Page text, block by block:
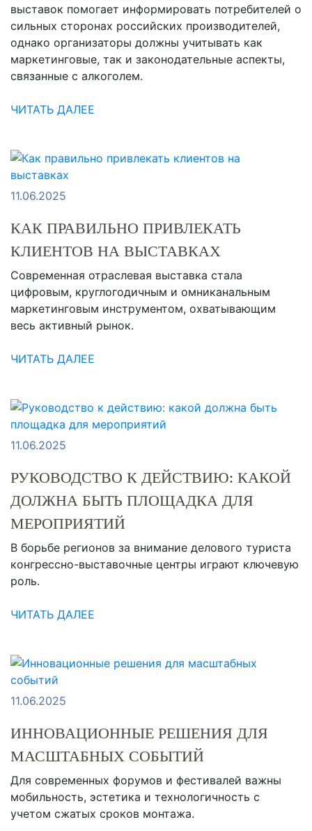
выставок помогает информировать потребителей о
сильных сторонах российских производителей,
однако организаторы должны учитывать как
маркетинговые, так и законодательные аспекты,
связанные с алкоголем.
ЧИТАТЬ ДАЛЕЕ
11.06.2025
КАК ПРАВИЛЬНО ПРИВЛЕКАТЬ
КЛИЕНТОВ НА ВЫСТАВКАХ
Современная отраслевая выставка стала
цифровым, круглогодичным и омниканальным
маркетинговым инструментом, охватывающим
весь активный рынок.
ЧИТАТЬ ДАЛЕЕ
11.06.2025
РУКОВОДСТВО К ДЕЙСТВИЮ: КАКОЙ
ДОЛЖНА БЫТЬ ПЛОЩАДКА ДЛЯ
МЕРОПРИЯТИЙ
В борьбе регионов за внимание делового туриста
конгрессно-выставочные центры играют ключевую
роль.
ЧИТАТЬ ДАЛЕЕ
11.06.2025
ИННОВАЦИОННЫЕ РЕШЕНИЯ ДЛЯ
МАСШТАБНЫХ СОБЫТИЙ
Для современных форумов и фестивалей важны
мобильность, эстетика и технологичность с
учетом сжатых сроков монтажа.